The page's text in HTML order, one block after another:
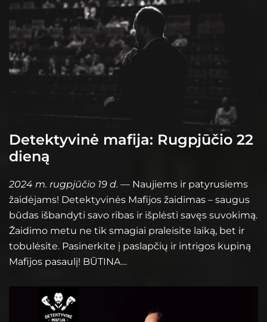
Detektyvinė mafija: Rugpjūčio 22
dieną
2024 m. rugpjūčio 19 d. — Naujiems ir patyrusiems
žaidėjams! Detektyvinės Mafijos žaidimas – saugus
būdas išbandyti savo ribas ir išplėsti savęs suvokimą.
Žaidimo metu ne tik smagiai praleisite laiką, bet ir
tobulėsite. Pasinerkite į paslapčių ir intrigos kupiną
Mafijos pasaulį! BŪTINA…